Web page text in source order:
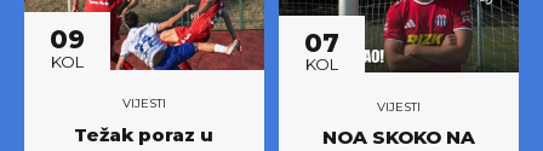
09
KOL
VIJESTI
Težak poraz u
07
KOL
VIJESTI
NOA SKOKO NA